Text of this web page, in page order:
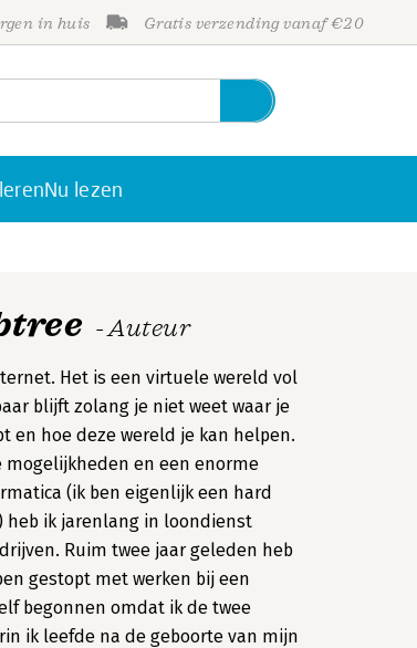
in huis Gratis verzending vanaf €20
Nu lezen
- Auteur
Het is een virtuele wereld vol
blijft zolang je niet weet waar je
en hoe deze wereld je kan helpen.
en een enorme
(ik ben eigenlijk een hard
heb ik jarenlang in loondienst
Ruim twee jaar geleden heb
gestopt met werken bij een
begonnen omdat ik de twee
ik leefde na de geboorte van mijn
Personen